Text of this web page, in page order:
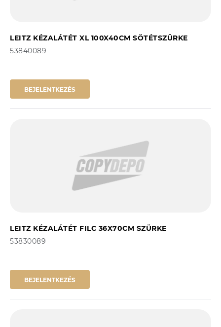
LEITZ KÉZALÁTÉT XL 100X40CM SÖTÉTSZÜRKE
53840089
BEJELENTKEZÉS
LEITZ KÉZALÁTÉT FILC 36X70CM SZÜRKE
53830089
BEJELENTKEZÉS